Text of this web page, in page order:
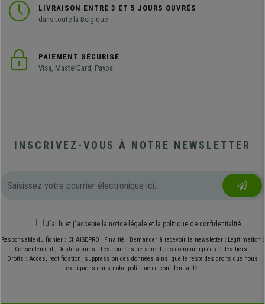
LIVRAISON ENTRE 3 ET 5 JOURS OUVRÉS
dans toute la Belgique
PAIEMENT SÉCURISÉ
Visa, MasterCard, Paypal
INSCRIVEZ-VOUS À NOTRE NEWSLETTER
J´ai lu et j´accepte la notice légale et la politique de confidentialité
Responsable du fichier : CHAISEPRO ; Finalité : Demander à recevoir la newsletter ; Légitimation :
Consentement ; Destinataires : Les données ne seront pas communiquées à des tiers ;
Droits : Accès, rectification, suppression des données ainsi que le reste des droits que nous
expliquons dans notre politique de confidentialité.